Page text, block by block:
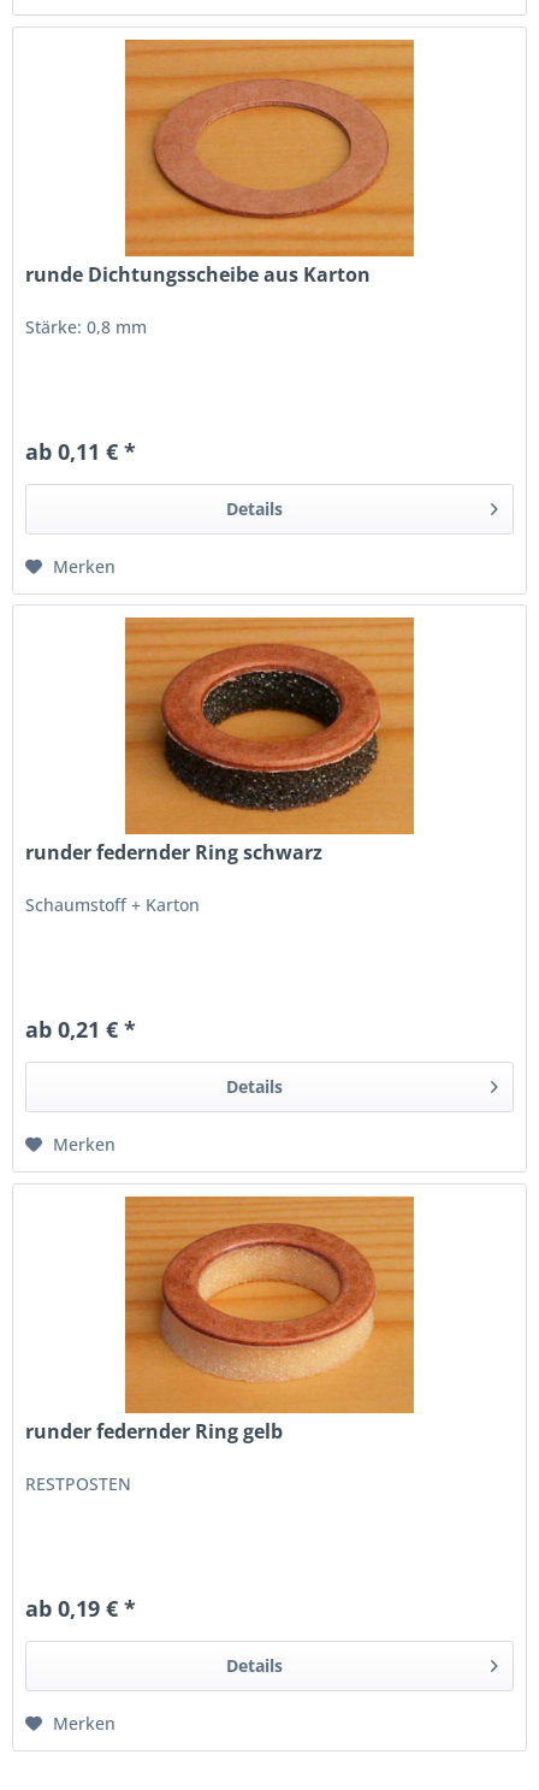
runde Dichtungsscheibe aus Karton
Stärke: 0,8 mm
ab 0,11 € *
Details
Merken
runder federnder Ring schwarz
Schaumstoff + Karton
ab 0,21 € *
Details
Merken
runder federnder Ring gelb
RESTPOSTEN
ab 0,19 € *
Details
Merken